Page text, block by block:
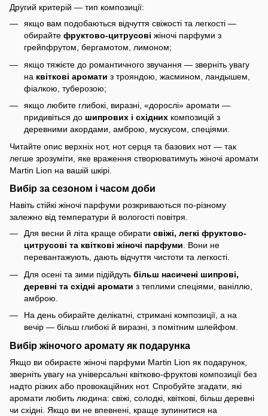
Другий критерій — тип композиції:
якщо вам подобаються відчуття свіжості та легкості —
обирайте фруктово-цитрусові жіночі парфуми з
грейпфрутом, бергамотом, лимоном;
якщо тяжієте до романтичного звучання — зверніть увагу
на квіткові аромати з трояндою, жасмином, ландышем,
фіалкою, туберозою;
якщо любите глибокі, виразні, «дорослі» аромати —
придивіться до шипрових і східних композицій з
деревними акордами, амброю, мускусом, спеціями.
Читайте опис верхніх нот, нот серця та базових нот — так
легше зрозуміти, яке враження створюватимуть жіночі аромати
Martin Lion на вашій шкірі.
Вибір за сезоном і часом доби
Навіть стійкі жіночі парфуми розкриваються по-різному
залежно від температури й вологості повітря.
Для весни й літа краще обирати свіжі, легкі фруктово-
цитрусові та квіткові жіночі парфуми. Вони не
перевантажують, дають відчуття чистоти та легкості.
Для осені та зими підійдуть більш насичені шипрові,
деревні та східні аромати з теплими спеціями, ваніллю,
амброю.
На день обирайте делікатні, стримані композиції, а на
вечір — більш глибокі й виразні, з помітним шлейфом.
Вибір жіночого аромату як подарунка
Якщо ви обираєте жіночі парфуми Martin Lion як подарунок,
зверніть увагу на універсальні квітково-фруктові композиції без
надто різких або провокаційних нот. Спробуйте згадати, які
аромати любить людина: свіжі, солодкі, квіткові, більш деревні
чи східні. Якщо ви не впевнені, краще зупинитися на